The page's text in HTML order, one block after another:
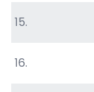
15.
16.